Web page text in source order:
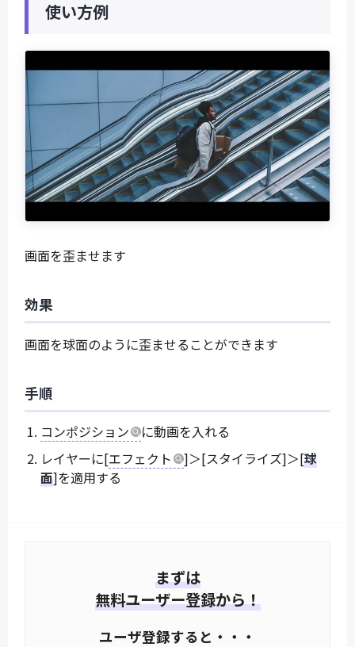
使い方例
画面を歪ませます
効果
画面を球面のように歪ませることができます
手順
コンポジション
に動画を入れる
レイヤーに[エフェクト ]＞[スタイライズ]＞[球
面]を適用する
まずは
無料ユーザー登録から！
ユーザ登録すると・・・